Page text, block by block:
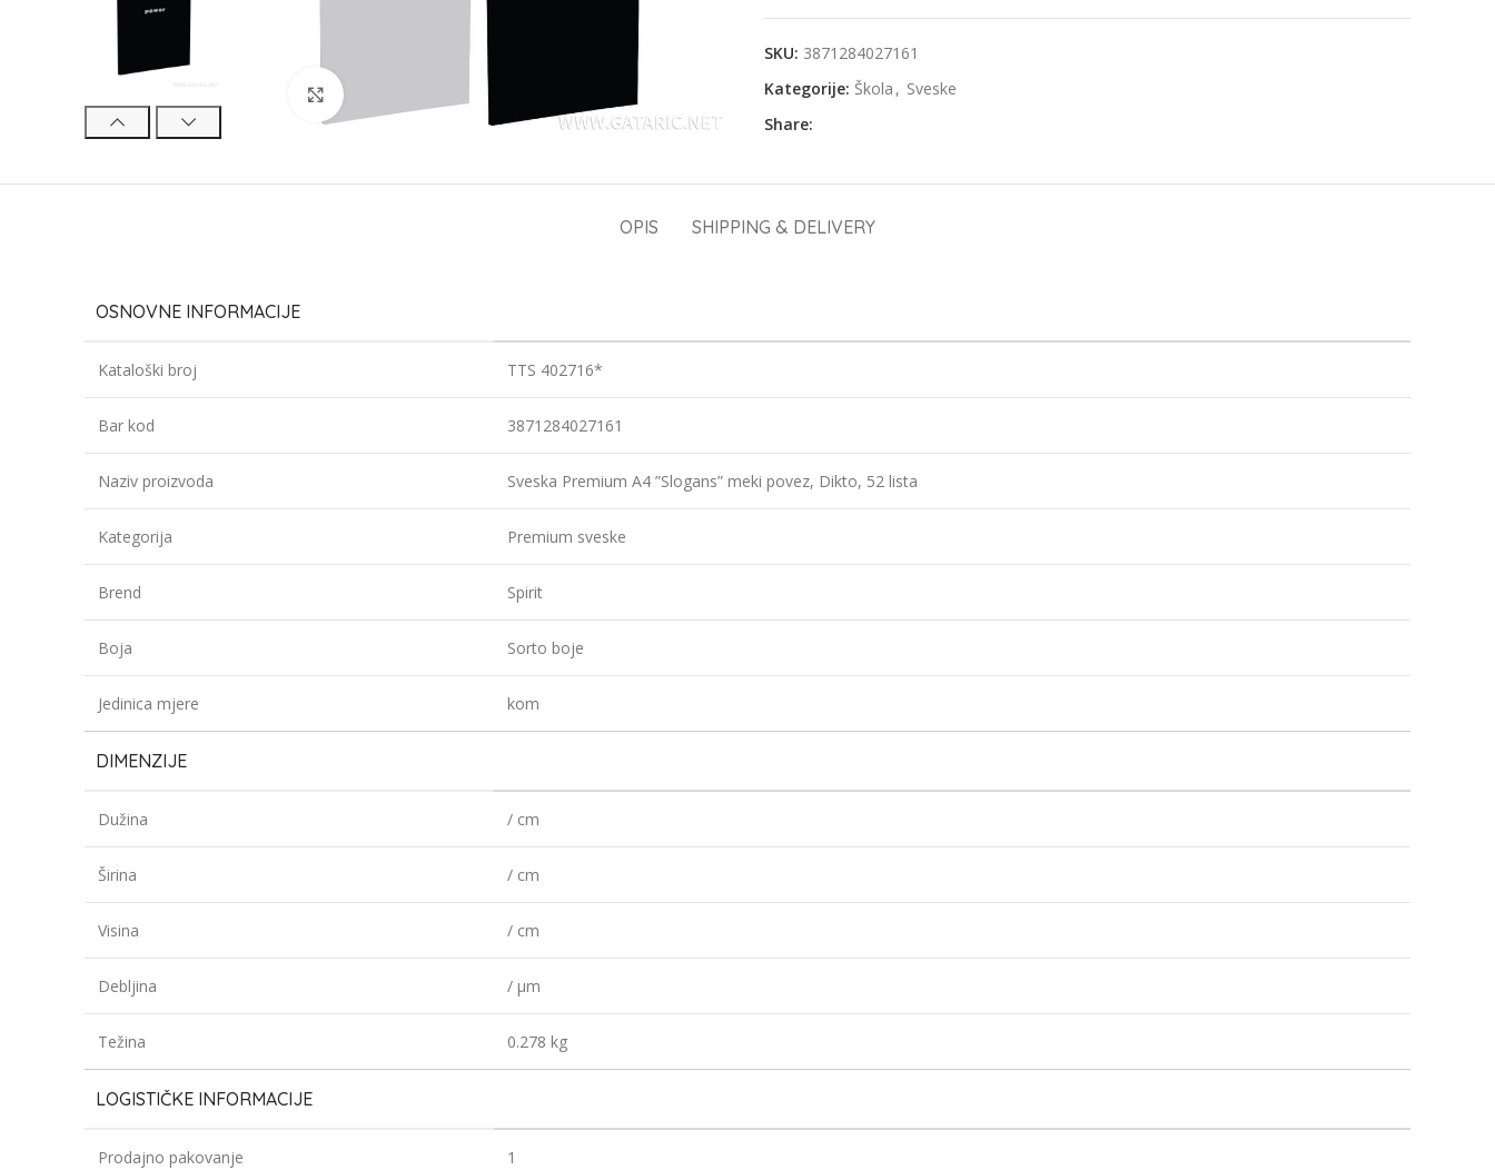
Click to enlarge
SKU: 3871284027161
Kategorije: Škola , Sveske
Share:
OPIS SHIPPING & DELIVERY
OSNOVNE INFORMACIJE
Kataloški broj TTS 402716*
Bar kod 3871284027161
Naziv proizvoda Sveska Premium A4 ”Slogans” meki povez, Dikto, 52 lista
Kategorija Premium sveske
Brend Spirit
Boja Sorto boje
Jedinica mjere kom
DIMENZIJE
Dužina / cm
Širina / cm
Visina / cm
Debljina / µm
Težina 0.278 kg
LOGISTIČKE INFORMACIJE
Prodajno pakovanje 1